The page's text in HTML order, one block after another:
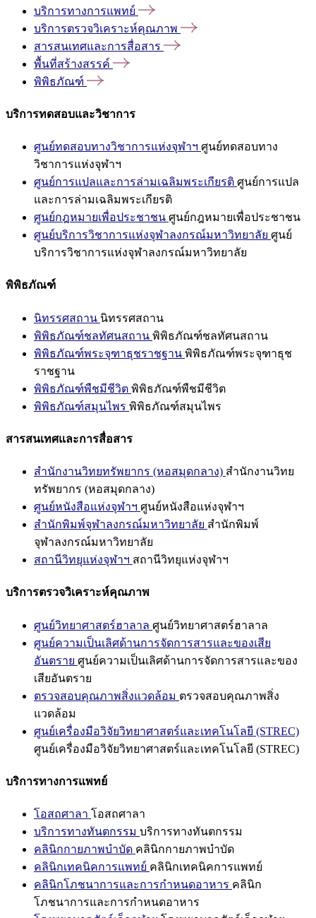
บริการทางการแพทย์
บริการตรวจวิเคราะห์คุณภาพ
สารสนเทศและการสื่อสาร
พื้นที่สร้างสรรค์
พิพิธภัณฑ์
บริการทดสอบและวิชาการ
ศูนย์ทดสอบทางวิชาการแห่งจุฬาฯ ศูนย์ทดสอบทาง
วิชาการแห่งจุฬาฯ
ศูนย์การแปลและการล่ามเฉลิมพระเกียรติ ศูนย์การแปล
และการล่ามเฉลิมพระเกียรติ
ศูนย์กฎหมายเพื่อประชาชน ศูนย์กฎหมายเพื่อประชาชน
ศูนย์บริการวิชาการแห่งจุฬาลงกรณ์มหาวิทยาลัย ศูนย์
บริการวิชาการแห่งจุฬาลงกรณ์มหาวิทยาลัย
พิพิธภัณฑ์
นิทรรศสถาน นิทรรศสถาน
พิพิธภัณฑ์ชลทัศนสถาน พิพิธภัณฑ์ชลทัศนสถาน
พิพิธภัณฑ์พระจุฑาธุชราชฐาน พิพิธภัณฑ์พระจุฑาธุช
ราชฐาน
พิพิธภัณฑ์พืชมีชีวิต พิพิธภัณฑ์พืชมีชีวิต
พิพิธภัณฑ์สมุนไพร พิพิธภัณฑ์สมุนไพร
สารสนเทศและการสื่อสาร
สำนักงานวิทยทรัพยากร (หอสมุดกลาง) สำนักงานวิทย
ทรัพยากร (หอสมุดกลาง)
ศูนย์หนังสือแห่งจุฬาฯ ศูนย์หนังสือแห่งจุฬาฯ
สำนักพิมพ์จุฬาลงกรณ์มหาวิทยาลัย สำนักพิมพ์
จุฬาลงกรณ์มหาวิทยาลัย
สถานีวิทยุแห่งจุฬาฯ สถานีวิทยุแห่งจุฬาฯ
บริการตรวจวิเคราะห์คุณภาพ
ศูนย์วิทยาศาสตร์ฮาลาล ศูนย์วิทยาศาสตร์ฮาลาล
ศูนย์ความเป็นเลิศด้านการจัดการสารและของเสีย
อันตราย ศูนย์ความเป็นเลิศด้านการจัดการสารและของ
เสียอันตราย
ตรวจสอบคุณภาพสิ่งแวดล้อม ตรวจสอบคุณภาพสิ่ง
แวดล้อม
ศูนย์เครื่องมือวิจัยวิทยาศาสตร์และเทคโนโลยี (STREC)
ศูนย์เครื่องมือวิจัยวิทยาศาสตร์และเทคโนโลยี (STREC)
บริการทางการแพทย์
โอสถศาลา โอสถศาลา
บริการทางทันตกรรม บริการทางทันตกรรม
คลินิกกายภาพบำบัด คลินิกกายภาพบำบัด
คลินิกเทคนิคการแพทย์ คลินิกเทคนิคการแพทย์
คลินิกโภชนาการและการกำหนดอาหาร คลินิก
โภชนาการและการกำหนดอาหาร